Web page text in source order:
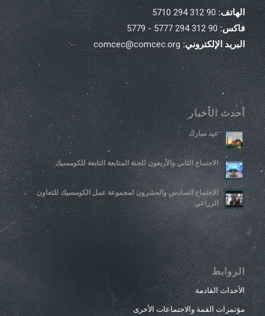
الهاتف:90 312 294 5710
فاكس:90 312 294 5777 - 5779
البريد الإلكتروني: comcec@comcec.org
أحدث الأخبار
عيد مبارك
الاجتماع الثاني والأربعون للجنة المتابعة التابعة للكومسيك
الاجتماع السادس والعشرون لمجموعة عمل الكومسيك للتعاون
الزراعي
الروابط
الأحداث القادمة
مؤتمرات القمة والاجتماعات الأخرى